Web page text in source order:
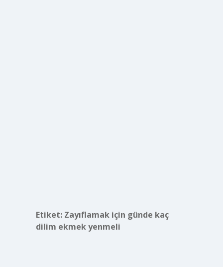
Etiket: Zayıflamak için günde kaç
dilim ekmek yenmeli